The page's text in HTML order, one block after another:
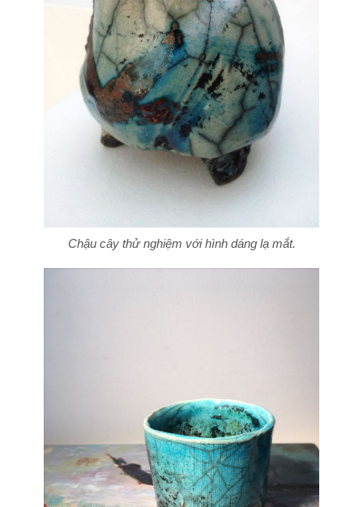
Chậu cây thử nghiệm với hình dáng lạ mắt.